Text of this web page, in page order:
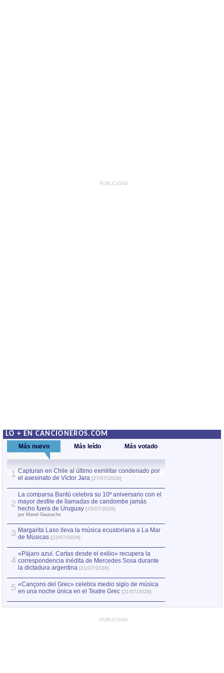
PUBLICIDAD
LO + EN CANCIONEROS.COM
Más nuevo Más leído Más votado
1 Capturan en Chile al último exmilitar condenado por
el asesinato de Víctor Jara [27/07/2026]
2
La comparsa Bantú celebra su 10º aniversario con el
mayor desfile de llamadas de candombe jamás
hecho fuera de Uruguay [25/07/2026]
por Manel Gausachs
3 Margarita Laso lleva la música ecuatoriana a La Mar
de Músicas [22/07/2026]
4
«Pájaro azul. Cartas desde el exilio» recupera la
correspondencia inédita de Mercedes Sosa durante
la dictadura argentina [21/07/2026]
5 «Cançons del Grec» celebra medio siglo de música
en una noche única en el Teatre Grec [21/07/2026]
PUBLICIDAD